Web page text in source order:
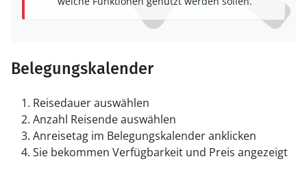
Belegungskalender
Reisedauer auswählen
Anzahl Reisende auswählen
Anreisetag im Belegungskalender anklicken
Sie bekommen Verfügbarkeit und Preis angezeigt